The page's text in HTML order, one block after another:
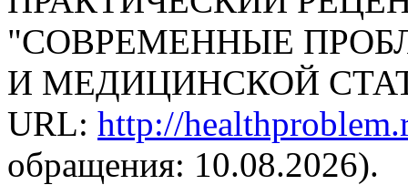
"СОВРЕМЕННЫЕ
И МЕДИЦИНСКОЙ
URL: http://
обращения: 10.08.2026).